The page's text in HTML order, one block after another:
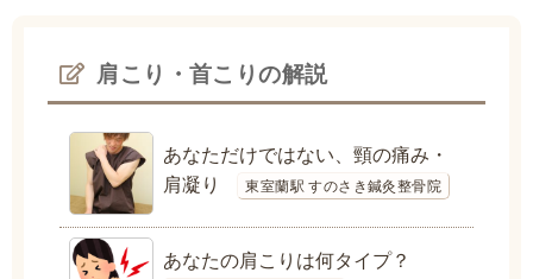
肩こり・首こりの解説
あなただけではない、頸の痛み・
肩凝り
東室蘭駅 すのさき鍼灸整骨院
あなたの肩こりは何タイプ？